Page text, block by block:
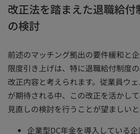
改正法を踏まえた退職給付
の検討
前述のマッチング拠出の要件緩和と
限度引き上げは、特に退職給付制度
改正内容と考えられます。従業員ウ
が期待される中、この改正を活かし
見直しの検討を行うことが望ましいと
企業型DC年金を導入している